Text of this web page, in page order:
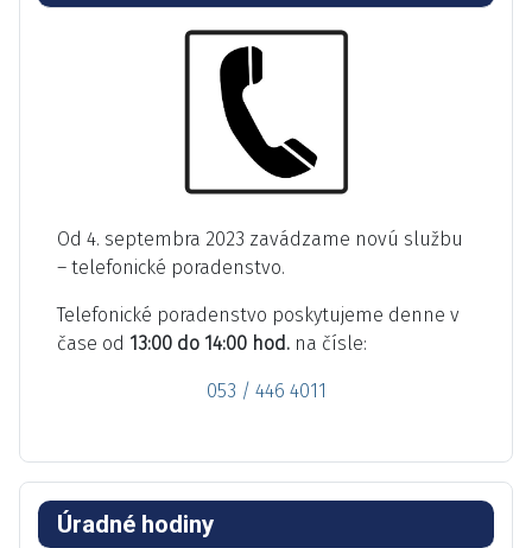
Od 4. septembra 2023 zavádzame novú službu
– telefonické poradenstvo.
Telefonické poradenstvo poskytujeme denne v
čase od 13:00 do 14:00 hod. na čísle:
053 / 446 4011
Úradné hodiny